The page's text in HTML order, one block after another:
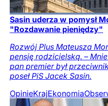
Sasin uderza w pomysł
"Rozdawanie pieniędzy"
Rozwój Plus Mateusza
pensję rodzicielską. –
pan premier był
poseł PiS Jacek Sasin.
OpinieKrajEkonomia